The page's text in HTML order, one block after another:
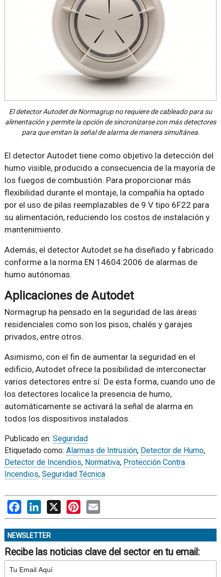
El detector Autodet de Normagrup no requiere de cableado para su
alimentación y permite la opción de sincronizarse con más detectores
para que emitan la señal de alarma de manera simultánea.
El detector Autodet tiene como objetivo la detección del
humo visible, producido a consecuencia de la mayoría de
los fuegos de combustión. Para proporcionar más
flexibilidad durante el montaje, la compañía ha optado
por el uso de pilas reemplazables de 9 V tipo 6F22 para
su alimentación, reduciendo los costos de instalación y
mantenimiento.
Además, el detector Autodet se ha diseñado y fabricado
conforme a la norma EN 14604:2006 de alarmas de
humo autónomas.
Aplicaciones de Autodet
Normagrup ha pensado en la seguridad de las áreas
residenciales como son los pisos, chalés y garajes
privados, entre otros.
Asimismo, con el fin de aumentar la seguridad en el
edificio, Autodet ofrece la posibilidad de interconectar
varios detectores entre sí. De esta forma, cuando uno de
los detectores localice la presencia de humo,
automáticamente se activará la señal de alarma en
todos los dispositivos instalados.
Publicado en: Seguridad
Etiquetado como: Alarmas de Intrusión, Detector de Humo,
Detector de Incendios, Normativa, Protección Contra
Incendios, Seguridad Técnica
FacebookLinkedIn Pinterest
NEWSLETTER
Recibe las noticias clave del sector en tu email: